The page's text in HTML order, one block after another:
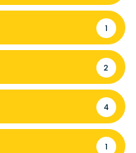
1
2
4
1